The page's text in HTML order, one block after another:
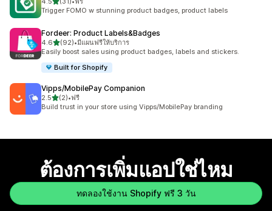
ทั้งหมด 31 รีวิว
Trigger FOMO w stunning product badges, product labels
Fordeer: Product Labels&Badges
4.6เต็ม 5 ดาว
(92)
ทั้งหมด 92 รีวิว
•มีแผนฟรีให้บริการ
Easily boost sales using product badges, labels and stickers.
Built for Shopify
Vipps/MobilePay Companion
2.5เต็ม 5 ดาว
(2)
ทั้งหมด 2 รีวิว
•ฟรี
Build trust in your store using Vipps/MobilePay branding
ต้องการเพิ่มแอปใช่ไหม
ทดลองใช้งาน Shopify ฟรี 3 วัน